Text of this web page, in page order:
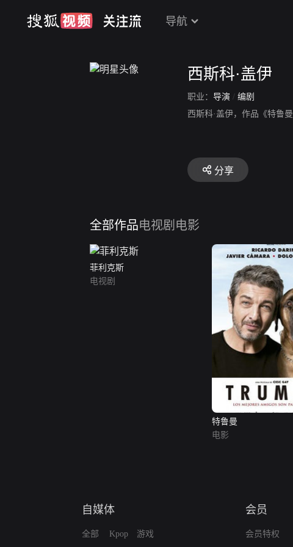
导航
西斯科·盖伊
职业： 导演 / 编剧
西斯科·盖伊，作品《特鲁曼
分享
全部作品电视剧 电影
菲利克斯
电视剧
特鲁曼
电影
自媒体
全部 Kpop 游戏
会员
会员特权